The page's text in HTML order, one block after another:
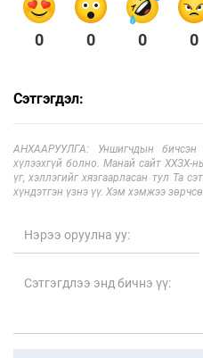
0 0 0 0
Сэтгэгдэл:
АНХААРУУЛГА: Уншигчдын бичсэн
хүлээхгүй болно. Манай сайт ХХЗХ-
үг, хэллэгийг хязгаарласан тул Та
хүндэтгэн үзнэ үү. Хэм хэмжээ